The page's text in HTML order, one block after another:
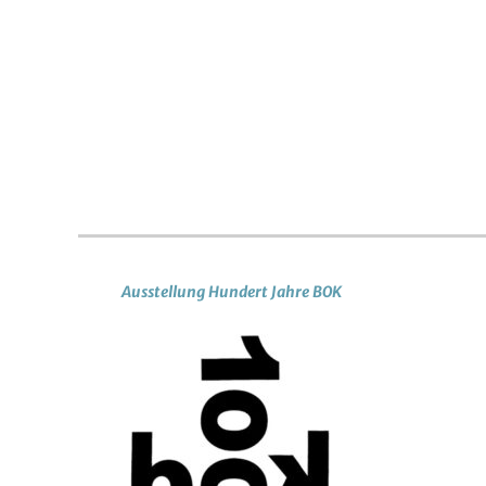
Ausstellung Hundert Jahre BOK